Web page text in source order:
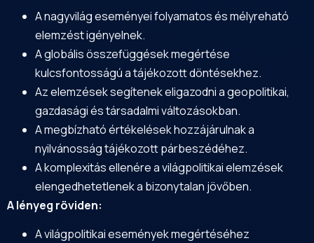
A nagyvilág eseményei folyamatos és mélyreható
elemzést igényelnek.
A globális összefüggések megértése
kulcsfontosságú a tájékozott döntésekhez.
Az elemzések segítenek eligazodni a geopolitikai,
gazdasági és társadalmi változásokban.
A megbízható értékelések hozzájárulnak a
nyilvánosság tájékozott párbeszédéhez.
A komplexitás ellenére a világpolitikai elemzések
elengedhetetlenek a bizonytalan jövőben.
A lényeg röviden:
A világpolitikai események megértéséhez